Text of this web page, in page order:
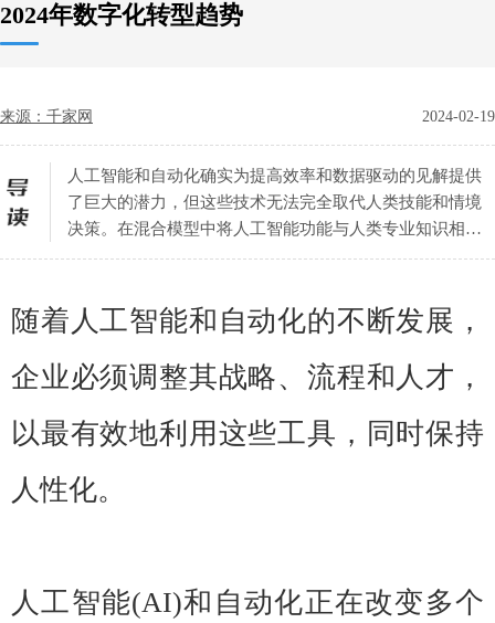
2024年数字化转型趋势
来源：千家网 2024-02-19
人工智能和自动化确实为提高效率和数据驱动的见解提供
了巨大的潜力，但这些技术无法完全取代人类技能和情境
决策。在混合模型中将人工智能功能与人类专业知识相结
合的企业将实现最大的效益。
随着人工智能和自动化的不断发展，
企业必须调整其战略、流程和人才，
以最有效地利用这些工具，同时保持
人性化。
人工智能(AI)和自动化正在改变多个